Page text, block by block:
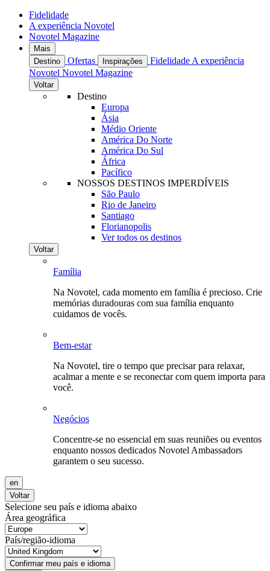
Fidelidade
A experiência Novotel
Novotel Magazine
Mais
Destino
Ofertas Inspirações Fidelidade A experiência
Novotel Novotel Magazine
Voltar
Destino
Europa
Ásia
Médio Oriente
América Do Norte
América Do Sul
África
Pacífico
NOSSOS DESTINOS IMPERDÍVEIS
São Paulo
Rio de Janeiro
Santiago
Florianopolis
Ver todos os destinos
Voltar
Família
Na Novotel, cada momento em família é precioso. Crie
memórias duradouras com sua família enquanto
cuidamos de vocês.
Bem-estar
Na Novotel, tire o tempo que precisar para relaxar,
acalmar a mente e se reconectar com quem importa para
você.
Negócios
Concentre-se no essencial em suas reuniões ou eventos
enquanto nossos dedicados Novotel Ambassadors
garantem o seu sucesso.
en
Voltar
Selecione seu país e idioma abaixo
Área geográfica
País/região-idioma
Confirmar meu país e idioma